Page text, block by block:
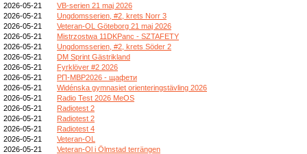
2026-05-21
VB-serien 21 maj 2026
2026-05-21
Ungdomsserien, #2, krets Norr 3
2026-05-21
Veteran-OL Göteborg 21 maj 2026
2026-05-21
Mistrzostwa 11DKPanc - SZTAFETY
2026-05-21
Ungdomsserien, #2, krets Söder 2
2026-05-21
DM Sprint Gästrikland
2026-05-21
Fyrklöver #2 2026
2026-05-21
РП-МВР2026 - щафети
2026-05-21
Widénska gymnasiet orienteringstävling 2026
2026-05-21
Radio Test 2026 MeOS
2026-05-21
Radiotest 2
2026-05-21
Radiotest 2
2026-05-21
Radiotest 4
2026-05-21
Veteran-OL
2026-05-21
Veteran-Ol i Ölmstad terrängen